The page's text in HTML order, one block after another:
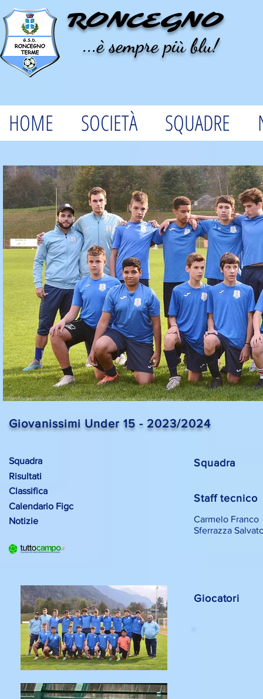
RONCEGNO
...è sempre più blu!
HOME SOCIETÀ SQUADRE
Giovanissimi Under 15 - 2023/2024
Squadra
Risultati
Classifica
Calendario Figc
Notizie
Squadra
Staff tecnico
Carmelo Franco
Sferrazza
Giocatori